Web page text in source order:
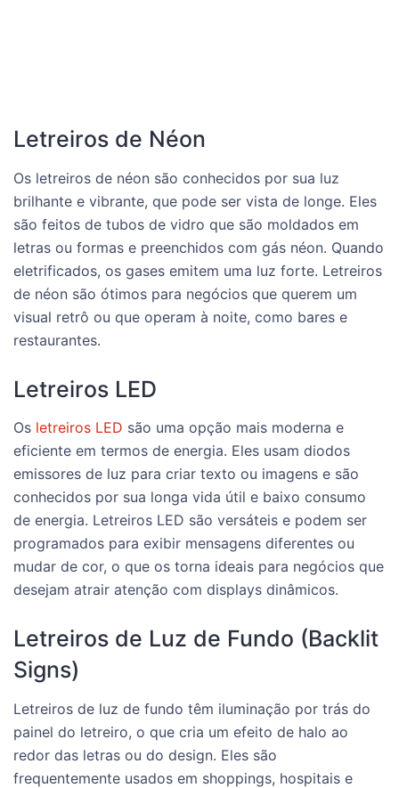
Letreiros de Néon
Os letreiros de néon são conhecidos por sua luz
brilhante e vibrante, que pode ser vista de longe. Eles
são feitos de tubos de vidro que são moldados em
letras ou formas e preenchidos com gás néon. Quando
eletrificados, os gases emitem uma luz forte. Letreiros
de néon são ótimos para negócios que querem um
visual retrô ou que operam à noite, como bares e
restaurantes.
Letreiros LED
Os letreiros LED são uma opção mais moderna e
eficiente em termos de energia. Eles usam diodos
emissores de luz para criar texto ou imagens e são
conhecidos por sua longa vida útil e baixo consumo
de energia. Letreiros LED são versáteis e podem ser
programados para exibir mensagens diferentes ou
mudar de cor, o que os torna ideais para negócios que
desejam atrair atenção com displays dinâmicos.
Letreiros de Luz de Fundo (Backlit
Signs)
Letreiros de luz de fundo têm iluminação por trás do
painel do letreiro, o que cria um efeito de halo ao
redor das letras ou do design. Eles são
frequentemente usados em shoppings, hospitais e